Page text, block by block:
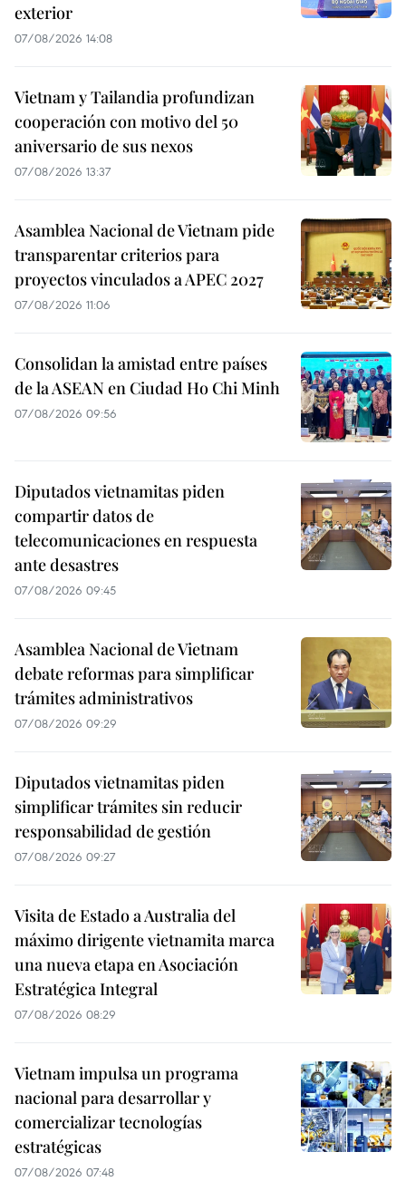
exterior
07/08/2026 14:08
Vietnam y Tailandia profundizan
cooperación con motivo del 50
aniversario de sus nexos
07/08/2026 13:37
Asamblea Nacional de Vietnam pide
transparentar criterios para
proyectos vinculados a APEC 2027
07/08/2026 11:06
Consolidan la amistad entre países
de la ASEAN en Ciudad Ho Chi Minh
07/08/2026 09:56
Diputados vietnamitas piden
compartir datos de
telecomunicaciones en respuesta
ante desastres
07/08/2026 09:45
Asamblea Nacional de Vietnam
debate reformas para simplificar
trámites administrativos
07/08/2026 09:29
Diputados vietnamitas piden
simplificar trámites sin reducir
responsabilidad de gestión
07/08/2026 09:27
Visita de Estado a Australia del
máximo dirigente vietnamita marca
una nueva etapa en Asociación
Estratégica Integral
07/08/2026 08:29
Vietnam impulsa un programa
nacional para desarrollar y
comercializar tecnologías
estratégicas
07/08/2026 07:48